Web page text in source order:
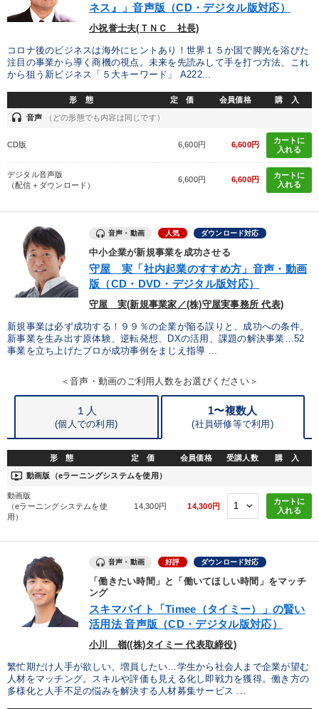
ネス』」音声版（CD・デジタル版対応）
小祝誉士夫(ＴＮＣ 社長)
コロナ後のビジネスは海外にヒントあり！世界１５か国で脚光を浴びた
注目の事業から導く商機の視点。未来を先読みして手を打つ方法、これ
から狙う新ビジネス「５大キーワード」 A222...
形 態 定 価 会員価格 購 入
headset 音声 （どの形態でも内容は同じです）
CD版 6,600円 6,600円
カートに
入れる
デジタル音声版
（配信＋ダウンロード）
6,600円 6,600円
カートに
入れる
音声・動画 人気 ダウンロード対応
中小企業が新規事業を成功させる
守屋 実「社内起業のすすめ方」音声・動画
版（CD・DVD・デジタル版対応）
守屋 実(新規事業家／(株)守屋実事務所 代表)
新規事業は必ず成功する！９９％の企業が陥る誤りと、成功への条件。
新事業を生み出す原体験、逆転発想、DXの活用、課題の解決事業…52
事業を立ち上げたプロが成功事例をまじえ指導 ...
＜音声・動画のご利用人数をお選びください＞
１人
(個人での利用)
1〜複数人
(社員研修等で利用)
形 態 定 価 会員価格 受講人数 購 入
ondemand_video 動画版（eラーニングシステムを使用）
動画版
（eラーニングシステムを使
用）
14,300円 14,300円
カートに
入れる
音声・動画 好評 ダウンロード対応
「働きたい時間」と「働いてほしい時間」をマッチ
ング
スキマバイト「Timee（タイミー）」の賢い
活用法 音声版（CD・デジタル版対応）
小川 嶺((株)タイミー 代表取締役)
繁忙期だけ人手が欲しい、増員したい…学生から社会人まで企業が望む
人材をマッチング。スキルや評価も見える化し即戦力を獲得。働き方の
多様化と人手不足の悩みを解決する人材募集サービス ...